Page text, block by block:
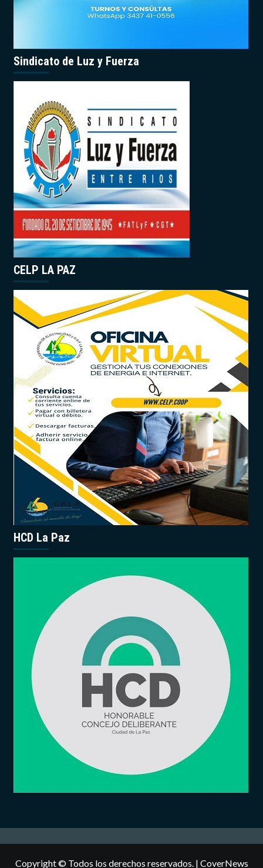
Sindicato de Luz y Fuerza
CELP LA PAZ
HCD La Paz
Copyright © Todos los derechos reservados. | CoverNews